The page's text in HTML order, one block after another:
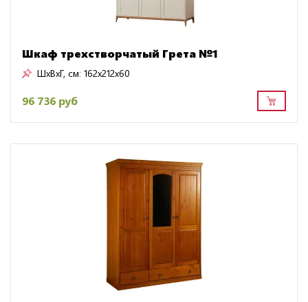
Шкаф трехстворчатый Грета №1
ШxВxГ, см: 162x212x60
96 736 руб